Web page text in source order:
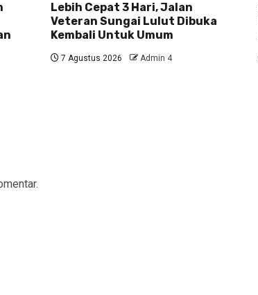
Lebih Cepat 3 Hari, Jalan
Veteran Sungai Lulut Dibuka
Kembali Untuk Umum
7 Agustus 2026 Admin 4